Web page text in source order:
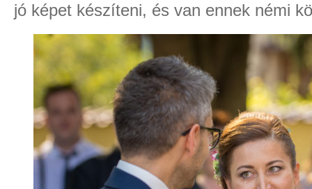
jó képet készíteni, és van ennek némi